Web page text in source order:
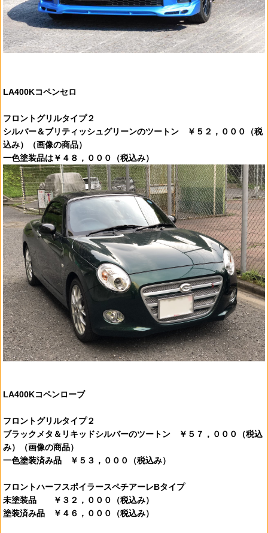
LA400Kコペンセロ
フロントグリルタイプ２
シルバー＆ブリティッシュグリーンのツートン ￥５２，０００（税
込み）（画像の商品）
一色塗装品は￥４８，０００（税込み）
LA400Kコペンローブ
フロントグリルタイプ２
ブラックメタ＆リキッドシルバーのツートン ￥５７，０００（税込
み）（画像の商品）
一色塗装済み品 ￥５３，０００（税込み）
フロントハーフスポイラースペチアーレBタイプ
未塗装品 ￥３２，０００
（税込み）
塗装済み品 ￥４６，０００
（税込み）